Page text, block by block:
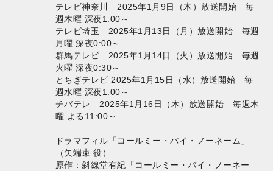
テレビ神奈川 2025年1月9日（木）放送開始 毎
週木曜 深夜1:00～
テレビ埼玉 2025年1月13日（月）放送開始 毎週
月曜 深夜0:00～
群馬テレビ 2025年1月14日（火）放送開始 毎週
火曜 深夜0:30～
とちぎテレビ 2025年1月15日（水）放送開始 毎
週水曜 深夜1:00～
チバテレ 2025年1月16日（木）放送開始 毎週木
曜 よる11:00～
ドラマフィル「コールミー・バイ・ノーネーム」
（矢端束 役）
原作：斜線堂有紀「コールミー・バイ・ノーネー